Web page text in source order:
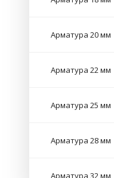
Арматура 20 мм
Арматура 22 мм
Арматура 25 мм
Арматура 28 мм
Арматура 32 мм